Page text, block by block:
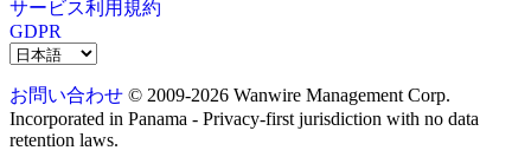
サービス利用規約
GDPR
お問い合わせ © 2009-2026 Wanwire Management Corp.
Incorporated in Panama - Privacy-first jurisdiction with no data
retention laws.